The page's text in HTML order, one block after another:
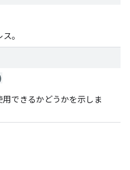
。
できるかどうかを示しま